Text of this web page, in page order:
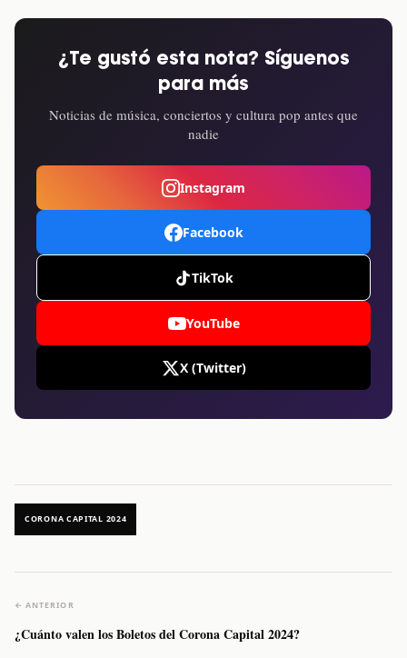
¿Te gustó esta nota? Síguenos
para más
Noticias de música, conciertos y cultura pop antes que
nadie
Instagram
Facebook
TikTok
YouTube
X (Twitter)
CORONA CAPITAL 2024
← ANTERIOR
¿Cuánto valen los Boletos del Corona Capital 2024?